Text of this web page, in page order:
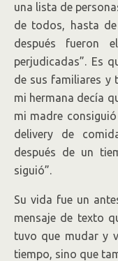
una lista de
de todos, hasta
después fueron
perjudicadas”. Es
de sus familiares y
mi hermana decía
mi madre
delivery de
después de un
siguió”.
Su vida fue un
mensaje de texto
tuvo que mudar y
tiempo, sino que